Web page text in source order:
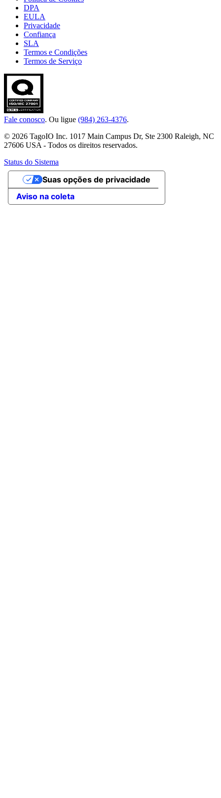
DPA
EULA
Privacidade
Confiança
SLA
Termos e Condições
Termos de Serviço
Fale conosco. Ou ligue (984) 263-4376.
© 2026 TagoIO Inc. 1017 Main Campus Dr, Ste 2300 Raleigh, NC
27606 USA - Todos os direitos reservados.
Status do Sistema
Aviso na coleta
Suas opções de privacidade